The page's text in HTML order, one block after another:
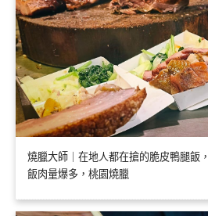
燒臘大師｜在地人都在搶的脆皮鴨腿飯
飯肉量爆多，桃園燒臘